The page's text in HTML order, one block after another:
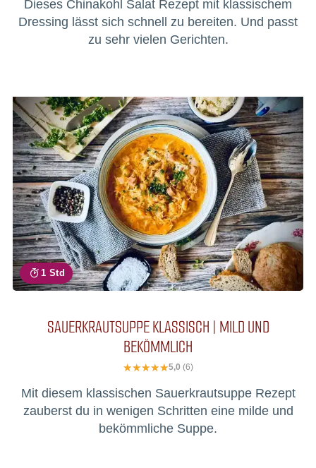
Dieses Chinakohl Salat Rezept mit klassischem
Dressing lässt sich schnell zu bereiten. Und passt
zu sehr vielen Gerichten.
1 Std
SAUERKRAUTSUPPE KLASSISCH | MILD UND
BEKÖMMLICH
5,0 (6)
Mit diesem klassischen Sauerkrautsuppe Rezept
zauberst du in wenigen Schritten eine milde und
bekömmliche Suppe.